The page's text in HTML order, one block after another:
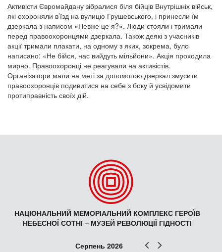
Активісти Євромайдану зібралися біля бійців Внутрішніх військ,
які охороняли в’їзд на вулицю Грушевського, і принесли їм
дзеркала з написом «Невже це я?». Люди стояли і тримали
перед правоохоронцями дзеркала. Також деякі з учасників
акції тримали плакати, на одному з яких, зокрема, було
написано: «Не бійся, нас вийдуть мільйони». Акція проходила
мирно. Правоохоронці не реагували на активістів.
Організатори мали на меті за допомогою дзеркал змусити
правоохоронців подивитися на себе з боку й усвідомити
протиправність своїх дій.
НАЦІОНАЛЬНИЙ МЕМОРІАЛЬНИЙ КОМПЛЕКС ГЕРОЇВ
НЕБЕСНОЇ СОТНІ – МУЗЕЙ РЕВОЛЮЦІЇ ГІДНОСТІ
Попер
Серпень 2026